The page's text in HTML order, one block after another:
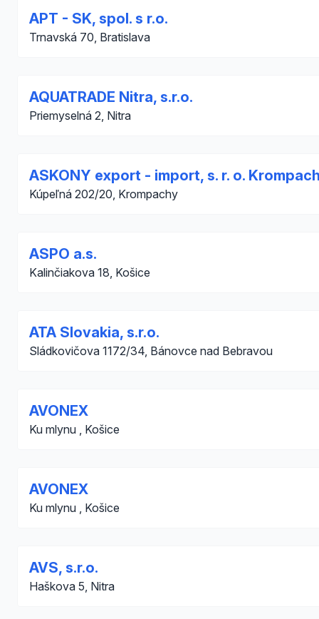
APT - SK, spol. s r.o.
Trnavská 70, Bratislava
AQUATRADE Nitra, s.r.o.
Priemyselná 2, Nitra
ASKONY export - import, s. r. o.
Kúpeľná 202/20, Krompachy
ASPO a.s.
Kalinčiakova 18, Košice
ATA Slovakia, s.r.o.
Sládkovičova 1172/34, Bánovce nad Bebravou
AVONEX
Ku mlynu , Košice
AVONEX
Ku mlynu , Košice
AVS, s.r.o.
Haškova 5, Nitra